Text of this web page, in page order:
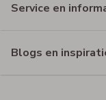
Service en
Blogs en